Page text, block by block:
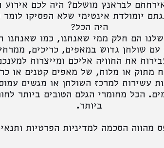
לבראנץ מושלם? היה לכם אירוע
יומולדת אינטימי שלא הפסיקו
היה הכל?
הם חלק ממי שאנחנו, כמו שאנחנו
שולחן גדוש במאפים, כריכים,
את החוויה אליכם ומייצרות
מתוק או מלוח, של מאפים קטנים או
עשירות למרכז השולחן או מגשים
הכל מחומרי הגלם הטובים ביותר
ביותר.
מהווה הסכמה למדיניות הפרטיות